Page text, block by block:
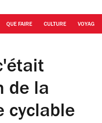
QUE FAIRE CULTURE VOYAGE
de la
cyclable